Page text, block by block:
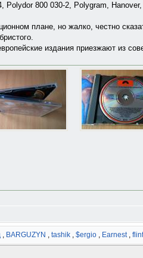
Polydor ‎800 030-2, Polygram,
плане, но жалко, честно
издания приезжают из
, BARGUZYN , tashik , $ergio , Earnest,